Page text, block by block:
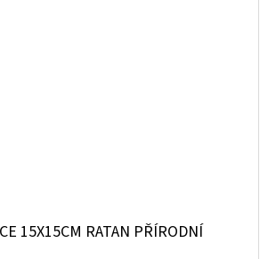
15X15CM RATAN PŘÍRODNÍ